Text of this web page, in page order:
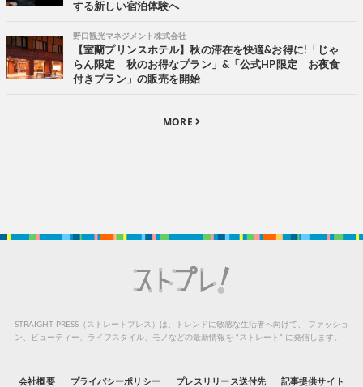
する新しい宿泊体験へ
野口観光マネジメント株式会社
【室蘭プリンスホテル】秋の滞在を快適&お得に!「じゃ
らん限定 秋のお得なプラン」&「公式HP限定 お夜食
付きプラン」の販売を開始
MORE
STRAIGHT PRESS（ストレートプレス）は、トレンドに敏感な生活者へ向けて、
ファッショ
ン、ビューティー、ライフスタイル、モノなどの最新情報を “ストレート” に発信します。
会社概要 プライバシーポリシー プレスリリース送付先 記事提供サイト